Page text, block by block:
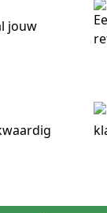
jouw